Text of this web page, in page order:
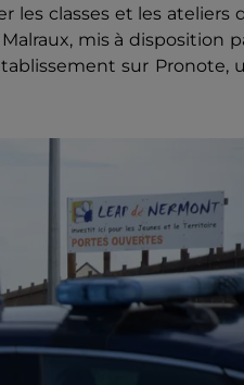
les classes et les ateliers
mis à disposition
sur Pronote,